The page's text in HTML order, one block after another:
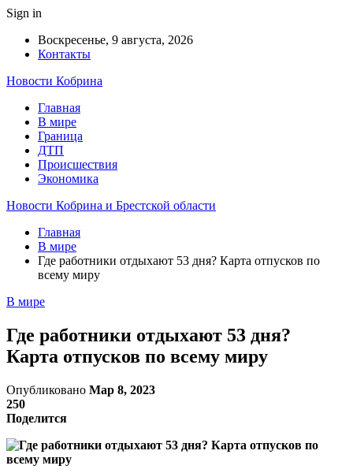
Sign in
Воскресенье, 9 августа, 2026
Контакты
Новости Кобрина
Главная
В мире
Граница
ДТП
Происшествия
Экономика
Новости Кобрина и Брестской области
Главная
В мире
Где работники отдыхают 53 дня? Карта отпусков по
всему миру
В мире
Где работники отдыхают 53 дня?
Карта отпусков по всему миру
Опубликовано Мар 8, 2023
250
Поделится